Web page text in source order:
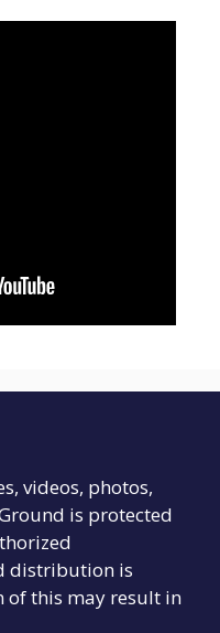
videos, photos,
is protected
distribution is
this may result in